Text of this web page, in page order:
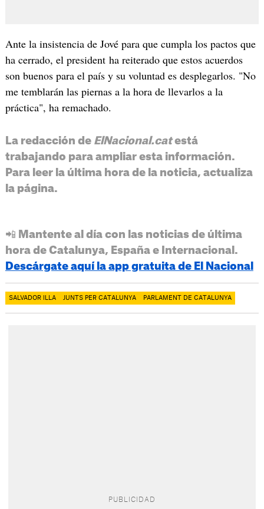
Ante la insistencia de Jové para que cumpla los pactos que
ha cerrado, el president ha reiterado que estos acuerdos
son buenos para el país y su voluntad es desplegarlos. "No
me temblarán las piernas a la hora de llevarlos a la
práctica", ha remachado.
La redacción de ElNacional.catestá
trabajando para ampliar esta información.
Para leer la última hora de la noticia, actualiza
la página.
📲 Mantente al día con las noticias de última
hora de Catalunya, España e Internacional.
Descárgate aquí la app gratuita de El Nacional
SALVADOR ILLA JUNTS PER CATALUNYA PARLAMENT DE CATALUNYA